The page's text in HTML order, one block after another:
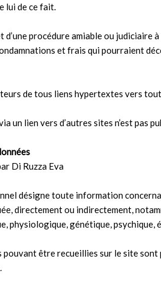
lui de ce fait.
d’une procédure amiable ou
et frais qui pourraient
de tous liens hypertextes vers
un lien vers d’autres sites n’est pas
Di Ruzza Eva
désigne toute information
directement ou indirectement,
physiologique, génétique, psychique,
être recueillies sur le site